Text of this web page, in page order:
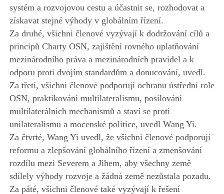
systém a rozvojovou cestu a účastnit se, rozhodovat a
získavat stejné výhody v globálním řízení.
Za druhé, všichni členové vyzývají k dodržování cílů a
principů Charty OSN, zajištění rovného uplatňování
mezinárodního práva a mezinárodních pravidel a k
odporu proti dvojím standardům a donucování, uvedl.
Za třetí, všichni členové podporují ochranu ústřední role
OSN, praktikování multilateralismu, posilování
multilaterálních mechanismů a staví se proti
unilateralismu a mocenské politice, uvedl Wang Yi.
Za čtvrté, Wang Yi uvedl, že všichni členové podporují
reformu a zlepšování globálního řízení a zmenšování
rozdílu mezi Severem a Jihem, aby všechny země
sdílely výhody rozvoje a žádná země nezůstala pozadu.
Za páté, všichni členové také vyzývají k řešení